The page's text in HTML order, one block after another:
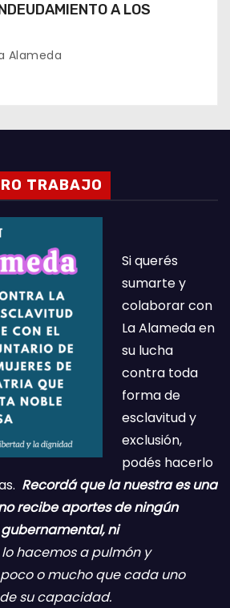
A LOS
Alameda
TRABAJO
Si querés
sumarte y
colaborar con
La Alameda en
su lucha
contra toda
forma de
esclavitud y
exclusión,
podés hacerlo
Recordá que la nuestra es una
recibe aportes de ningún
ni
hacemos a pulmón y
o mucho que cada uno
su capacidad.